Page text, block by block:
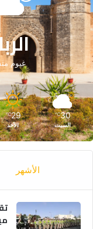
غيوم
30
℃
السبت
29
℃
الأحد
الأشهر